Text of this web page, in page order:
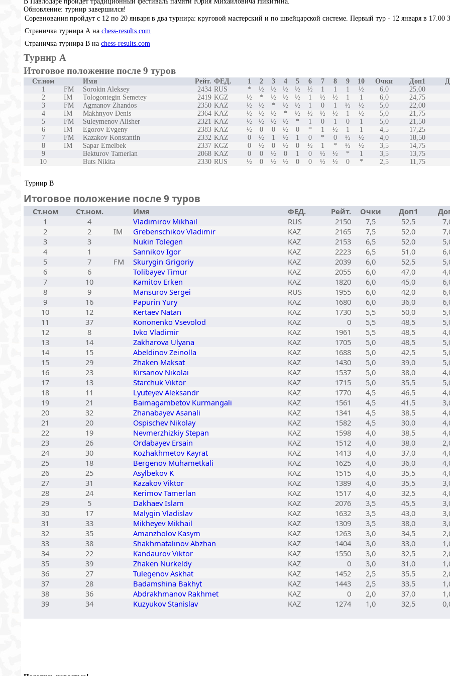
Обновление: турнир завершился!
Соревнования пройдут с 12 по 20 января в два турнира: круговой мастерский и по швейцарской системе. Первый тур - 12 января в 17.00
Страничка турнира А на chess-results.com
Страничка турнира В на chess-results.com
Турнир А
Итоговое положение после 9 туров
Ст.ном Имя Рейт. ФЕД. 1 2 3 4 5 6 7 8 9 10 Очки Доп1
1
FM Sorokin Aleksey 2434 RUS * ½ ½ ½ ½ ½ 1 1 1 ½ 6,0
25,00
2
IM Tologontegin Semetey 2419 KGZ ½ * ½ ½ ½ 1 ½ ½ 1 1 6,0
24,75
3
FM Agmanov Zhandos 2350 KAZ ½ ½ * ½ ½ 1 0 1 ½ ½ 5,0
22,00
4
IM Makhnyov Denis 2364 KAZ ½ ½ ½ * ½ ½ ½ ½ 1 ½ 5,0
21,75
5
FM Suleymenov Alisher 2321 KAZ ½ ½ ½ ½ * 1 0 1 0 1 5,0
21,50
6
IM Egorov Evgeny 2383 KAZ ½ 0 0 ½ 0 * 1 ½ 1 1 4,5
17,25
7
FM Kazakov Konstantin 2332 KAZ 0 ½ 1 ½ 1 0 * 0 ½ ½ 4,0
18,50
8
IM Sapar Emelbek 2337 KGZ 0 ½ 0 ½ 0 ½ 1 * ½ ½ 3,5
14,75
9
Bekturov Tamerlan 2068 KAZ 0 0 ½ 0 1 0 ½ ½ * 1 3,5
13,75
10
Buts Nikita 2330 RUS ½ 0 ½ ½ 0 0 ½ ½ 0 * 2,5 11,75
Турнир В
Итоговое положение после 9 туров
Ст.ном Ст.ном. Имя ФЕД. Рейт. Очки Доп1
1
4 Vladimirov Mikhail RUS 2150 7,5 52,5
2
2 IM Grebenschikov Vladimir KAZ 2165 7,5 52,0
3
3 Nukin Tolegen KAZ 2153 6,5 52,0
4
1 Sannikov Igor KAZ 2223 6,5 51,0
5
7 FM Skurygin Grigoriy KAZ 2039 6,0 52,5
6
6 Tolibayev Timur KAZ 2055 6,0 47,0
7
10 Kamitov Erken KAZ 1820 6,0 45,0
8
9 Mansurov Sergei RUS 1955 6,0 42,0
9
16 Papurin Yury KAZ 1680 6,0 36,0
10
12 Kertaev Natan KAZ 1730 5,5 50,0
11
37 Kononenko Vsevolod KAZ 0 5,5 48,5
12
8 Ivko Vladimir KAZ 1961 5,5 48,5
13
14 Zakharova Ulyana KAZ 1705 5,0 48,5
14
15 Abeldinov Zeinolla KAZ 1688 5,0 42,5
15
29 Zhaken Maksat KAZ 1430 5,0 39,0
16
23 Kirsanov Nikolai KAZ 1537 5,0 38,0
17
13 Starchuk Viktor KAZ 1715 5,0 35,5
18
11 Lyuteyev Aleksandr KAZ 1770 4,5 46,5
19
21 Baimagambetov Kurmangali KAZ 1561 4,5 41,5
20
32 Zhanabayev Asanali KAZ 1341 4,5 38,5
21
20 Ospischev Nikolay KAZ 1582 4,5 30,0
22
19 Nevmerzhizkiy Stepan KAZ 1598 4,0 38,5
23
26 Ordabayev Ersain KAZ 1512 4,0 38,0
24
30 Kozhakhmetov Kayrat KAZ 1413 4,0 37,0
25
18 Bergenov Muhametkali KAZ 1625 4,0 36,0
26
25 Asylbekov K KAZ 1515 4,0 35,5
27
31 Kazakov Viktor KAZ 1389 4,0 35,5
28
24 Kerimov Tamerlan KAZ 1517 4,0 32,5
29
5 Dakhaev Islam KAZ 2076 3,5 45,5
30
17 Malygin Vladislav KAZ 1632 3,5 43,0
31
33 Mikheyev Mikhail KAZ 1309 3,5 38,0
32
35 Amanzholov Kasym KAZ 1263 3,0 34,5
33
38 Shakhmatalinov Abzhan KAZ 1404 3,0 33,0
34
22 Kandaurov Viktor KAZ 1550 3,0 32,5
35
39 Zhaken Nurkeldy KAZ 0 3,0 31,0
36
27 Tulegenov Askhat KAZ 1452 2,5 35,5
37
28 Badamshina Bakhyt KAZ 1443 2,5 33,5
38
36 Abdrakhmanov Rakhmet KAZ 0 2,0 37,0
39
34 Kuzyukov Stanislav KAZ 1274 1,0 32,5